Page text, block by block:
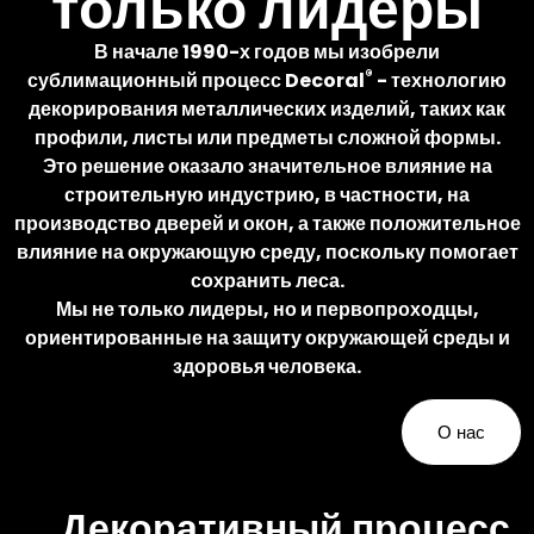
по всему миру. Вы наносите
ту отделку, которую хотите.
В начале 1990-х годов мы изобрели
сублимационный процесс Decoral® - технологию
декорирования металлических изделий, таких как
профили, листы или предметы сложной формы.
Это решение оказалозначительное влияние на
строительную индустрию, в частности, на
производство дверей и окон, а такжеположительное
влияние на окружающую среду, поскольку помогает
сохранить леса.
Мы не только лидеры, но и первопроходцы,
ориентированные на защиту окружающей среды и
здоровья человека.
О нас